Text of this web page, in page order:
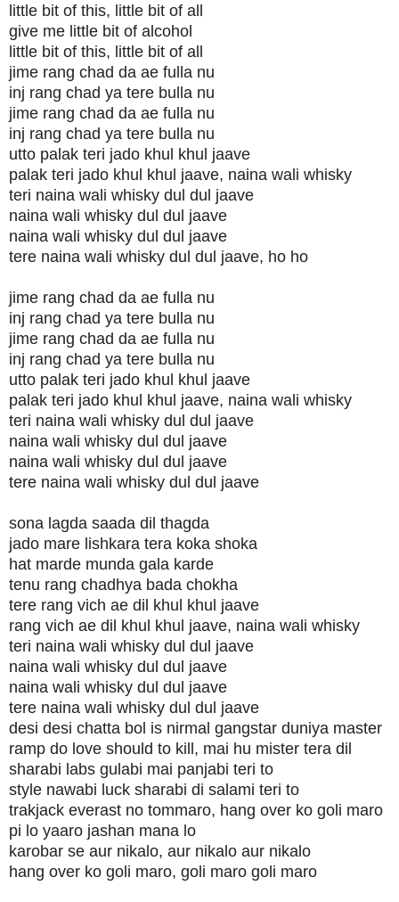
little bit of this, little bit of all
give me little bit of alcohol
little bit of this, little bit of all
jime rang chad da ae fulla nu
inj rang chad ya tere bulla nu
jime rang chad da ae fulla nu
inj rang chad ya tere bulla nu
utto palak teri jado khul khul jaave
palak teri jado khul khul jaave, naina wali whisky
teri naina wali whisky dul dul jaave
naina wali whisky dul dul jaave
naina wali whisky dul dul jaave
tere naina wali whisky dul dul jaave, ho ho
jime rang chad da ae fulla nu
inj rang chad ya tere bulla nu
jime rang chad da ae fulla nu
inj rang chad ya tere bulla nu
utto palak teri jado khul khul jaave
palak teri jado khul khul jaave, naina wali whisky
teri naina wali whisky dul dul jaave
naina wali whisky dul dul jaave
naina wali whisky dul dul jaave
tere naina wali whisky dul dul jaave
sona lagda saada dil thagda
jado mare lishkara tera koka shoka
hat marde munda gala karde
tenu rang chadhya bada chokha
tere rang vich ae dil khul khul jaave
rang vich ae dil khul khul jaave, naina wali whisky
teri naina wali whisky dul dul jaave
naina wali whisky dul dul jaave
naina wali whisky dul dul jaave
tere naina wali whisky dul dul jaave
desi desi chatta bol is nirmal gangstar duniya master
ramp do love should to kill, mai hu mister tera dil
sharabi labs gulabi mai panjabi teri to
style nawabi luck sharabi di salami teri to
trakjack everast no tommaro, hang over ko goli maro
pi lo yaaro jashan mana lo
karobar se aur nikalo, aur nikalo aur nikalo
hang over ko goli maro, goli maro goli maro